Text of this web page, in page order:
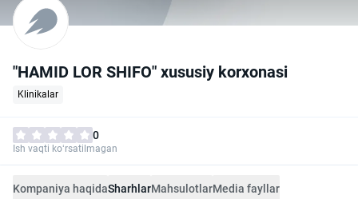
"HAMID LOR SHIFO" xususiy korxonasi
Klinikalar
0
Ish vaqti ko‘rsatilmagan
Kompaniya haqidaSharhlarMahsulotlarMedia fayllar